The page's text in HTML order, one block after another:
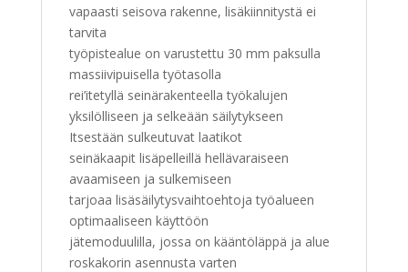
vapaasti seisova rakenne, lisäkiinnitystä ei
tarvita
työpistealue on varustettu 30 mm paksulla
massiivipuisella työtasolla
rei’itetyllä seinärakenteella työkalujen
yksilölliseen ja selkeään säilytykseen
Itsestään sulkeutuvat laatikot
seinäkaapit lisäpelleillä hellävaraiseen
avaamiseen ja sulkemiseen
tarjoaa lisäsäilytysvaihtoehtoja työalueen
optimaaliseen käyttöön
jätemoduulilla, jossa on kääntöläppä ja alue
roskakorin asennusta varten